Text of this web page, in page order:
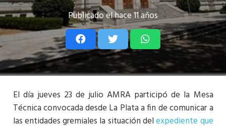
Publicado elhace 11 años
El día jueves 23 de julio AMRA participó de la Mesa
Técnica convocada desde La Plata a fin de comunicar a
las entidades gremiales la situación delexpediente que